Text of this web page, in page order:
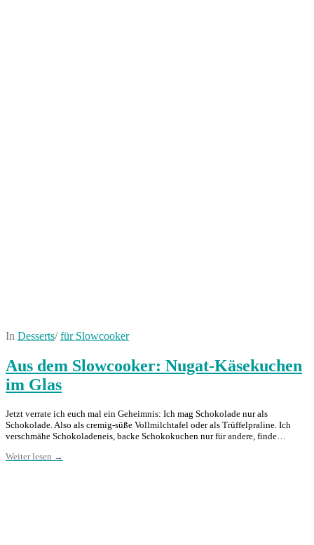
In Desserts/ für Slowcooker
Aus dem Slowcooker: Nugat-Käsekuchen
im Glas
Jetzt verrate ich euch mal ein Geheimnis: Ich mag Schokolade nur als
Schokolade. Also als cremig-süße Vollmilchtafel oder als Trüffelpraline. Ich
verschmähe Schokoladeneis, backe Schokokuchen nur für andere, finde…
Weiter lesen →